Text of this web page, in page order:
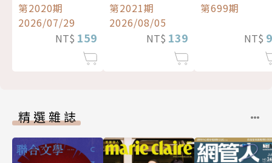
第2020期
2026/07/29
NT$ 159
第2021期
2026/08/05
NT$ 139
第699期
NT$
精選雜誌